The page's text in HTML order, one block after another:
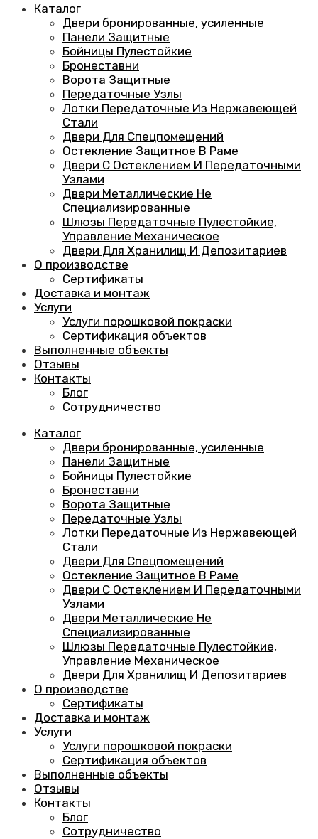
Каталог
Двери бронированные, усиленные
Панели Защитные
Бойницы Пулестойкие
Бронеставни
Ворота Защитные
Передаточные Узлы
Лотки Передаточные Из Нержавеющей
Стали
Двери Для Спецпомещений
Остекление Защитное В Раме
Двери С Остеклением И Передаточными
Узлами
Двери Металлические Не
Специализированные
Шлюзы Передаточные Пулестойкие,
Управление Механическое
Двери Для Хранилищ И Депозитариев
О производстве
Сертификаты
Доставка и монтаж
Услуги
Услуги порошковой покраски
Сертификация объектов
Выполненные объекты
Отзывы
Контакты
Блог
Сотрудничество
Каталог
Двери бронированные, усиленные
Панели Защитные
Бойницы Пулестойкие
Бронеставни
Ворота Защитные
Передаточные Узлы
Лотки Передаточные Из Нержавеющей
Стали
Двери Для Спецпомещений
Остекление Защитное В Раме
Двери С Остеклением И Передаточными
Узлами
Двери Металлические Не
Специализированные
Шлюзы Передаточные Пулестойкие,
Управление Механическое
Двери Для Хранилищ И Депозитариев
О производстве
Сертификаты
Доставка и монтаж
Услуги
Услуги порошковой покраски
Сертификация объектов
Выполненные объекты
Отзывы
Контакты
Блог
Сотрудничество